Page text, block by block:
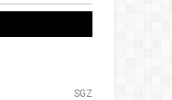
SGZ